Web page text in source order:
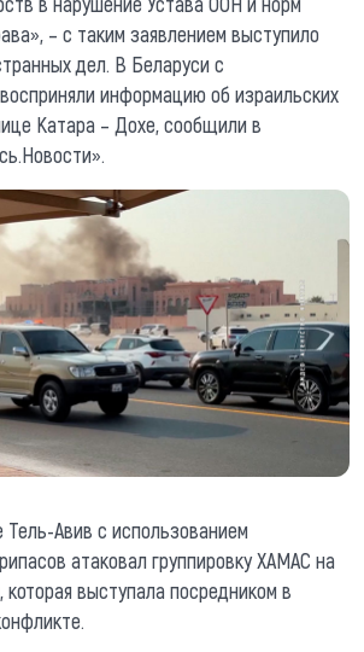
– с таким заявлением выступило
дел. В Беларуси с
информацию об израильских
Катара – Дохе, сообщили в
Тель-Авив с использованием
атаковал группировку ХАМАС на
выступала посредником в